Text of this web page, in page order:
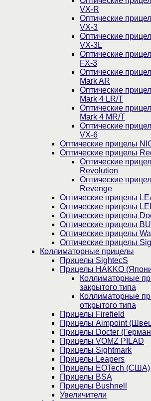
VX-R
Оптические
VX-3
Оптические
VX-3L
Оптические
FX-3
Оптические
Mark AR
Оптические
Mark 4 LR/T
Оптические
Mark 4 MR/T
Оптические
VX-6
Оптические прицелы
Оптические прицелы
Оптические
Revolution
Оптические
Revenge
Оптические прицелы
Оптические прицелы
Оптические прицелы
Оптические прицелы
Оптические прицелы
Оптические прицелы
Коллиматорные прицелы
Прицелы SightecS
Прицелы HAKKO
Коллиматорные
закрытого типа
Коллиматорные
открытого типа
Прицелы Firefield
Прицелы Aimpoint
Прицелы Docter
Прицелы VOMZ PILAD
Прицелы Sightmark
Прицелы Leapers
Прицелы EOTech (США)
Прицелы BSA
Прицелы Bushnell
Увеличители